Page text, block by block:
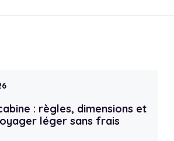
: règles, dimensions et
léger sans frais